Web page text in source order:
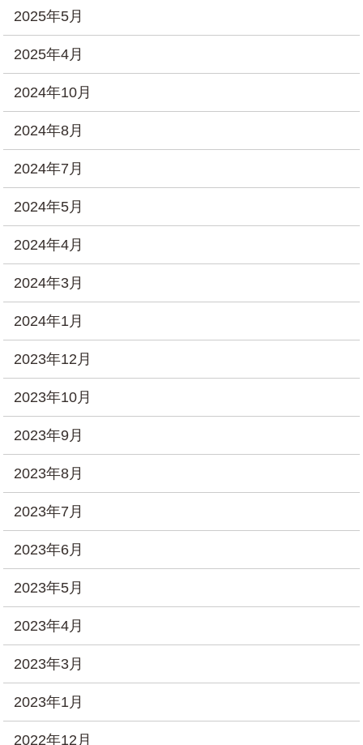
2025年5月
2025年4月
2024年10月
2024年8月
2024年7月
2024年5月
2024年4月
2024年3月
2024年1月
2023年12月
2023年10月
2023年9月
2023年8月
2023年7月
2023年6月
2023年5月
2023年4月
2023年3月
2023年1月
2022年12月